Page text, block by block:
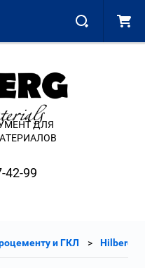
ДЛЯ
42-99
и ГКЛ Hilberg